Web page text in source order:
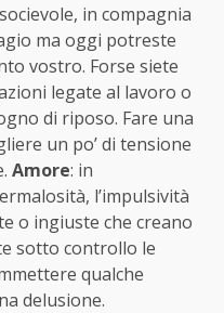
in compagnia
ma oggi potreste
vostro. Forse siete
legate al lavoro o
di riposo. Fare una
un po’ di tensione
Amore: in
l’impulsività
o ingiuste che creano
sotto controllo le
qualche
delusione.